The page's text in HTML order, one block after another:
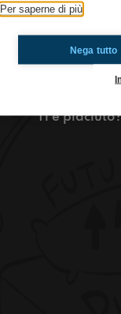
Bella rega!
cocchi del
Ti è
Per saperne di più
Nega tutto